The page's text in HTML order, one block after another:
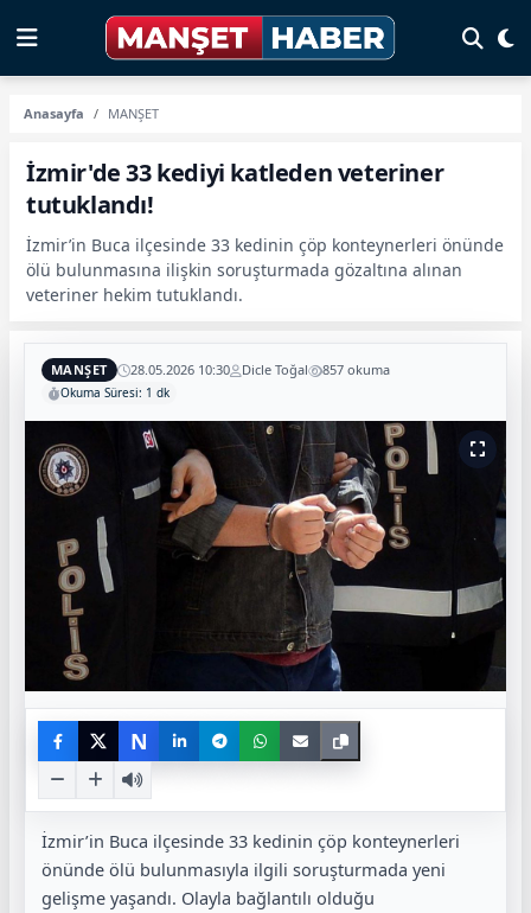
Anasayfa MANŞET
İzmir'de 33 kediyi katleden veteriner
tutuklandı!
İzmir’in Buca ilçesinde 33 kedinin çöp konteynerleri önünde
ölü bulunmasına ilişkin soruşturmada gözaltına alınan
veteriner hekim tutuklandı.
MANŞET 28.05.2026 10:30 Dicle Toğal 857 okuma
Okuma Süresi: 1 dk
N
İzmir’in Buca ilçesinde 33 kedinin çöp konteynerleri
önünde ölü bulunmasıyla ilgili soruşturmada yeni
gelişme yaşandı. Olayla bağlantılı olduğu